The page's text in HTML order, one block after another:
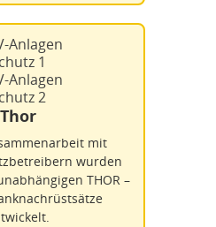
Thor
mit
wurden
THOR –